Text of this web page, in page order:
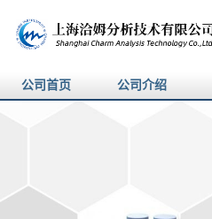
公司首页 公司介绍